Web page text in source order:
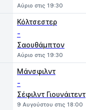
Αύριο στις 19:30
Κόλτσεστερ
-
Σαουθάμπτον
Αύριο στις 19:30
Μάνσφιλντ
-
Σέφιλντ Γιουνάιτεντ
9 Αυγούστου στις 18:00